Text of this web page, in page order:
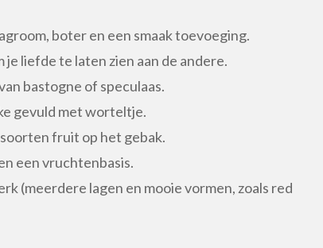
boter en een smaak toevoeging.
liefde te laten zien aan de andere.
bastogne of speculaas.
gevuld met worteltje.
fruit op het gebak.
een vruchtenbasis.
(meerdere lagen en mooie vormen, zoals red